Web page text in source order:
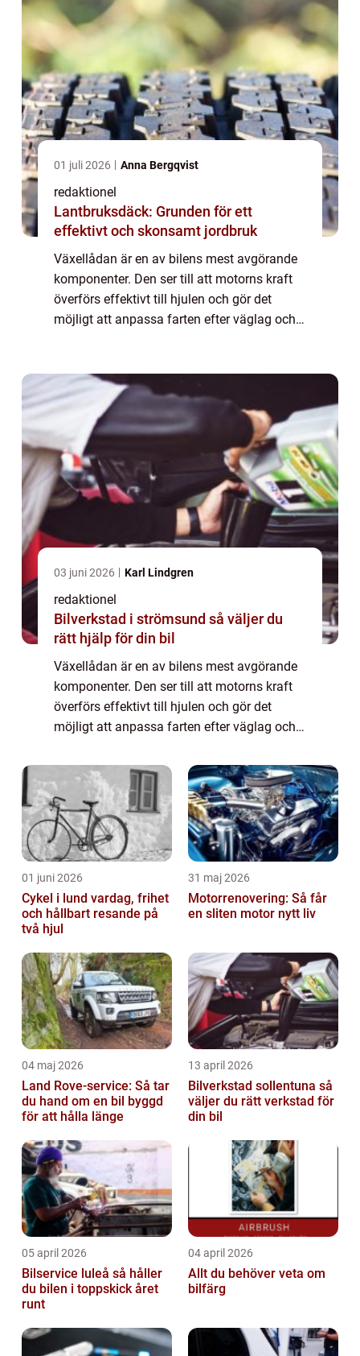
01 juli 2026 Anna Bergqvist
redaktionel
Lantbruksdäck: Grunden för ett
effektivt och skonsamt jordbruk
Växellådan är en av bilens mest avgörande
komponenter. Den ser till att motorns kraft
överförs effektivt till hjulen och gör det
möjligt att anpassa farten efter väglag och
03 juni 2026 Karl Lindgren
redaktionel
Bilverkstad i strömsund så väljer du
rätt hjälp för din bil
Växellådan är en av bilens mest avgörande
komponenter. Den ser till att motorns kraft
överförs effektivt till hjulen och gör det
möjligt att anpassa farten efter väglag och
01 juni 2026
Cykel i lund vardag, frihet
och hållbart resande på
två hjul
31 maj 2026
Motorrenovering: Så får
en sliten motor nytt liv
04 maj 2026
Land Rove-service: Så tar
du hand om en bil byggd
för att hålla länge
13 april 2026
Bilverkstad sollentuna så
väljer du rätt verkstad för
din bil
05 april 2026
Bilservice luleå så håller
du bilen i toppskick året
runt
04 april 2026
Allt du behöver veta om
bilfärg